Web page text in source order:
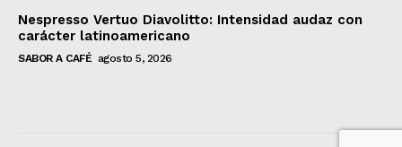
Nespresso Vertuo Diavolitto: Intensidad audaz con
carácter latinoamericano
SABOR A CAFÉ agosto 5, 2026